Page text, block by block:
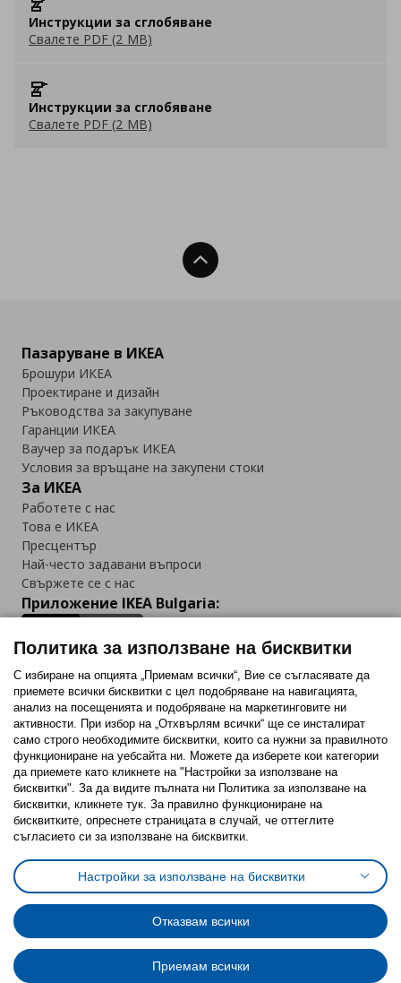
Инструкции за сглобяване
Свалете PDF (2 MB)
Инструкции за сглобяване
Свалете PDF (2 MB)
Нагоре
Пазаруване в ИКЕА
Брошури ИКЕА
Проектиране и дизайн
Ръководства за закупуване
Гаранции ИКЕА
Ваучер за подарък ИКЕА
Условия за връщане на закупени стоки
За ИКЕА
Работете с нас
Това е ИКЕА
Пресцентър
Най-често задавани въпроси
Свържете се с нас
Приложение IKEA Bulgaria:
Последвайте ни:
FacebookTwitterYoutubePinterestInstagram
Политика за използване на бисквитки (Cookies)
Избор на настройки за използване на бисквитки
Условия за ползване на ikea.bgОбща политика за личните данни
Политика за защита на личните данни на ikea.bg
Общи условия на програма IKEA Family
Политика за защита на лични данни на програма IKEA Family
Политика за използване на бисквитки
С избиране на опцията „Приемам всички“, Вие се съгласявате да
приемете всички бисквитки с цел подобряване на навигацията,
анализ на посещенията и подобряване на маркетинговите ни
активности. При избор на „Отхвърлям всички“ ще се инсталират
само строго необходимитe бисквитки, които са нужни за правилното
функциониране на уебсайта ни. Можете да изберете кои категории
да приемете като кликнете на "Настройки за използване на
бисквитки". За да видите пълната ни Политика за използване на
бисквитки, кликнете тук. За правилно функциониране на
бисквитките, опреснете страницата в случай, че оттеглите
съгласието си за използване на бисквитки.
Настройки за използване на бисквитки
Отказвам всички
Приемам всички